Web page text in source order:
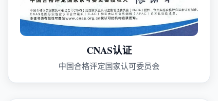
CNAS认证
中国合格评定国家认可委员会